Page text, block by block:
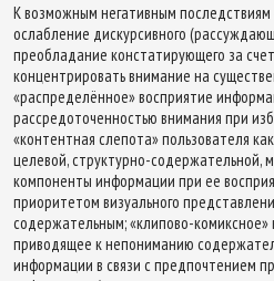
К возможным негативным
ослабление дискурсивного
преобладание констатирующего за
концентрировать внимание на
«распределённое» восприятие
рассредоточенностью внимания при
«контентная слепота» пользователя
целевой, структурно-содержательной,
компоненты информации при ее
приоритетом визуального
содержательным; «клипово-
приводящее к непониманию
информации в связи с предпочтением